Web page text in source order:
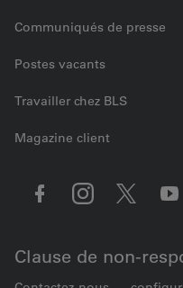
Communiqués de presse
Postes vacants
Travailler chez BLS
Magazine client
Clause de non-